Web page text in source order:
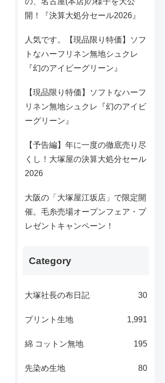
開！『決算大処分セール2026』
人気です。【現品限り特価】ソフ
トなハーフリネン無地シュクレ
『幻のアイビーグリーン』
【現品限り特価】ソフトなハーフ
リネン無地シュクレ『幻のアイビ
ーグリーン』
【予告編】年に一度の徹底売り尽
くし！大塚屋の決算大処分セール
2026
大阪の「大塚屋江坂店」で限定開
催。毛糸売場オープンフェア・プ
レゼントキャンペーン！
Category
大塚社長の布日記 30
プリント生地 1,991
綿 コットン無地 195
先染め生地 80